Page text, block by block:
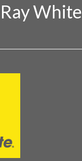
Ray White